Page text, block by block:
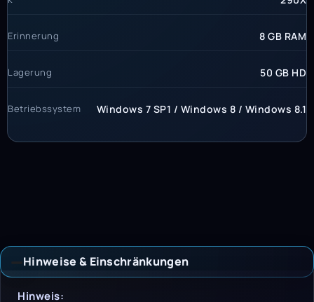
Erinnerung 8 GB RAM
Lagerung 50 GB HD
Betriebssystem Windows 7 SP1 / Windows 8 / Windows 8.1
Hinweise & Einschränkungen
Hinweise &
Hinweis: